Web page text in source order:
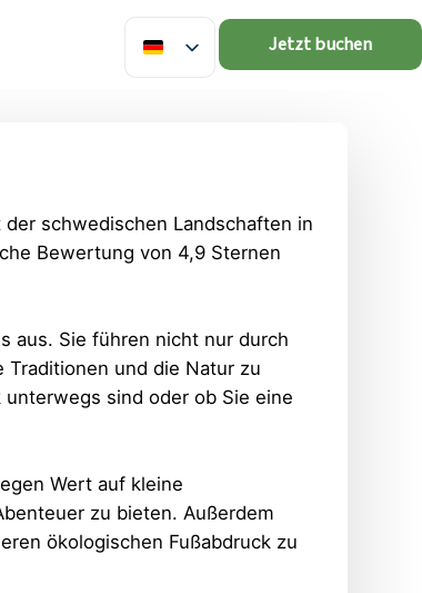
Jetzt buchen
schwedischen Landschaften in
Bewertung von 4,9 Sternen
aus. Sie führen nicht nur durch
Traditionen und die Natur zu
sind oder ob Sie eine
Wert auf kleine
zu bieten. Außerdem
ökologischen Fußabdruck zu